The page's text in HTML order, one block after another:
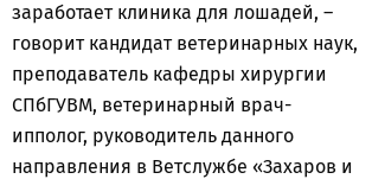
заработает клиника для лошадей, –
говорит кандидат ветеринарных наук,
преподаватель кафедры хирургии
СПбГУВМ, ветеринарный врач-
ипполог, руководитель данного
направления в Ветслужбе «Захаров и